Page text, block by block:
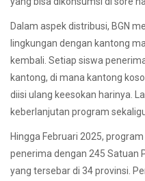
Dalam aspek distribusi, BGN
lingkungan dengan kantong
kembali. Setiap siswa
kantong, di mana kantong
diisi ulang keesokan harinya.
keberlanjutan program
Hingga Februari 2025,
penerima dengan 245 Satuan
yang tersebar di 34 provinsi.